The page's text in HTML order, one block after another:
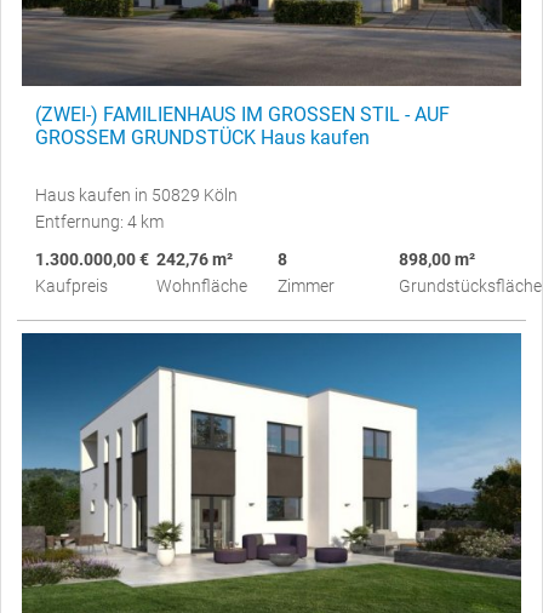
(ZWEI-) FAMILIENHAUS IM GROSSEN STIL - AUF
GROSSEM GRUNDSTÜCK Haus kaufen
Haus kaufen in 50829 Köln
Entfernung: 4 km
1.300.000,00 €
Kaufpreis
242,76 m²
Wohnfläche
8
Zimmer
898,00 m²
Grundstücksfläche